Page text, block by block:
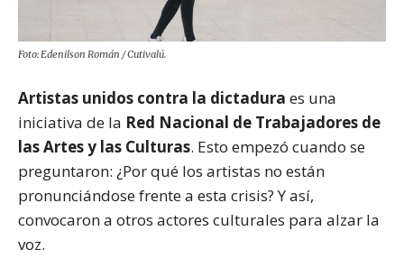
Foto: Edenilson Román / Cutivalú.
Artistas unidos contra la dictadura es una
iniciativa de la Red Nacional de Trabajadores de
las Artes y las Culturas. Esto empezó cuando se
preguntaron: ¿Por qué los artistas no están
pronunciándose frente a esta crisis? Y así,
convocaron a otros actores culturales para alzar la
voz.